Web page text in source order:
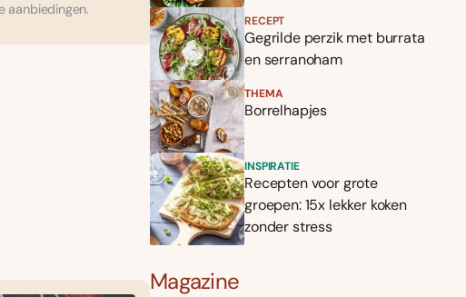
aanbiedingen.
RECEPT
Gegrilde perzik met burrata
en serranoham
THEMA
Borrelhapjes
INSPIRATIE
Recepten voor grote
groepen: 15x lekker koken
zonder stress
Magazine